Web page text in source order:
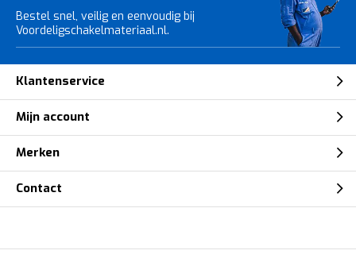
Bestel snel, veilig en eenvoudig bij
Voordeligschakelmateriaal.nl.
Klantenservice
Mijn account
Merken
Contact